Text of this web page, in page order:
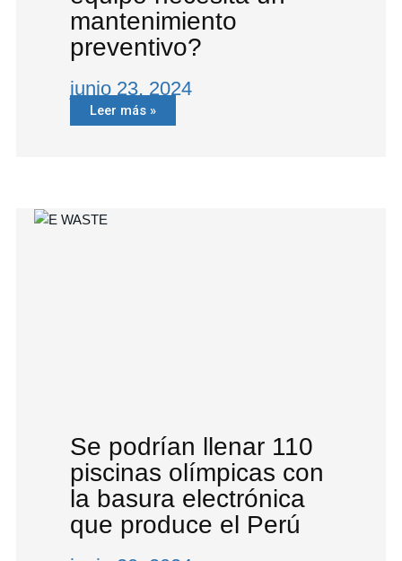
mantenimiento
preventivo?
junio 23, 2024
Leer más »
Se podrían llenar 110
piscinas olímpicas con
la basura electrónica
que produce el Perú